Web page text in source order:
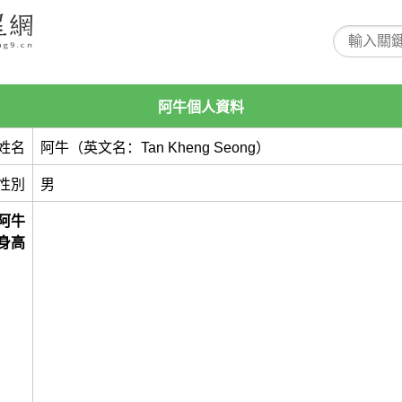
阿牛個人資料
名 阿牛（英文名：Tan Kheng Seong）
別 男
牛
高